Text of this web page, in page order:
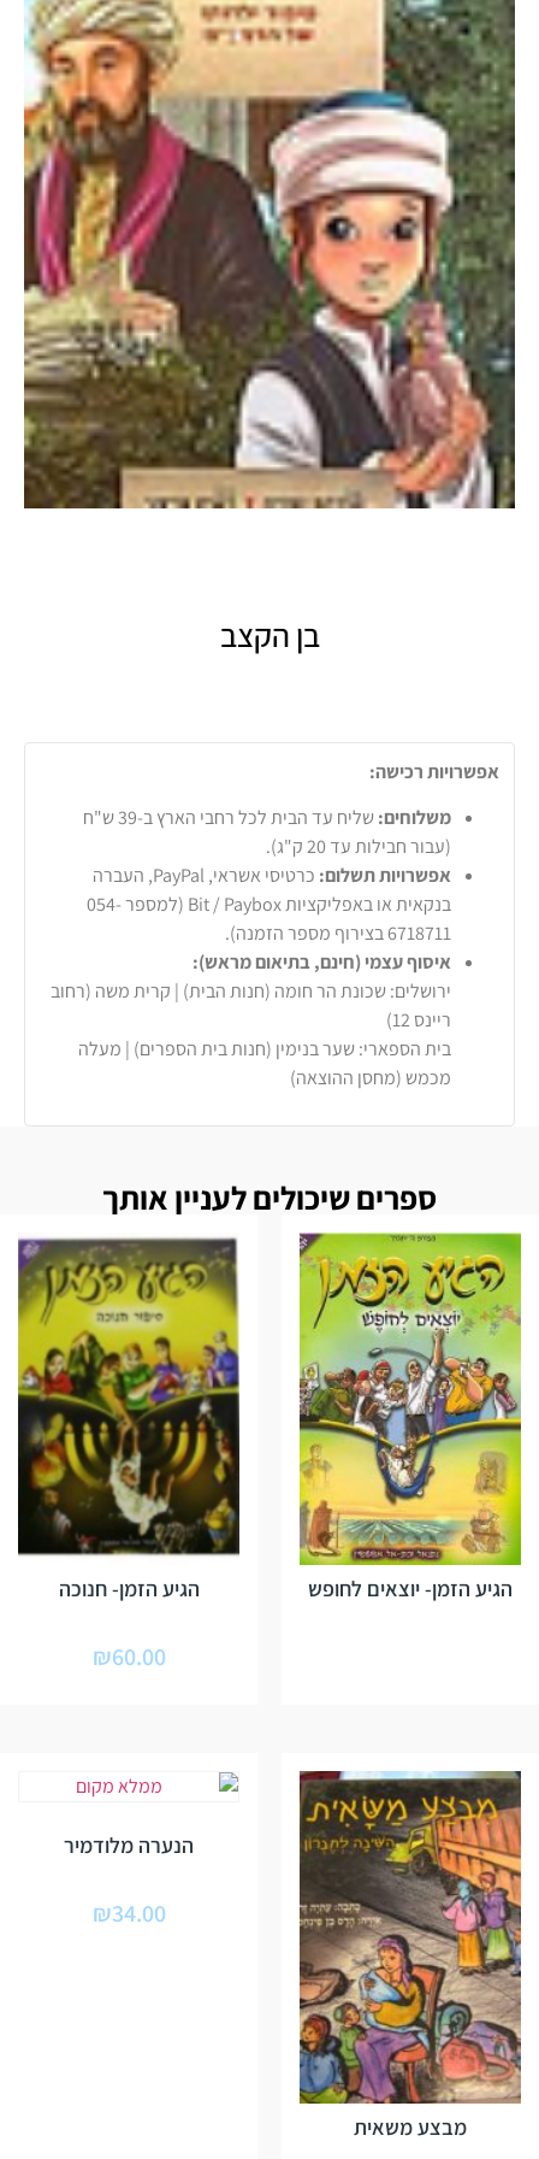
בן הקצב
אפשרויות רכישה:
משלוחים:
שליח עד הבית לכל רחבי הארץ ב-39 ש"ח
(עבור חבילות עד 20 ק"ג).
אפשרויות תשלום:
כרטיסי אשראי, PayPal, העברה
בנקאית או באפליקציות Bit / Paybox (למספר 054-
6718711 בצירוף מספר הזמנה).
איסוף עצמי (חינם, בתיאום מראש):
ירושלים: שכונת הר חומה (חנות הבית) | קרית משה (רחוב
ריינס 12)
בית הספארי: שער בנימין (חנות בית הספרים) | מעלה
מכמש (מחסן ההוצאה)
ספרים שיכולים לעניין אותך
הגיע הזמן- יוצאים לחופש הגיע הזמן- חנוכה
₪60.00
מבצע משאית
הנערה מלודמיר
₪34.00